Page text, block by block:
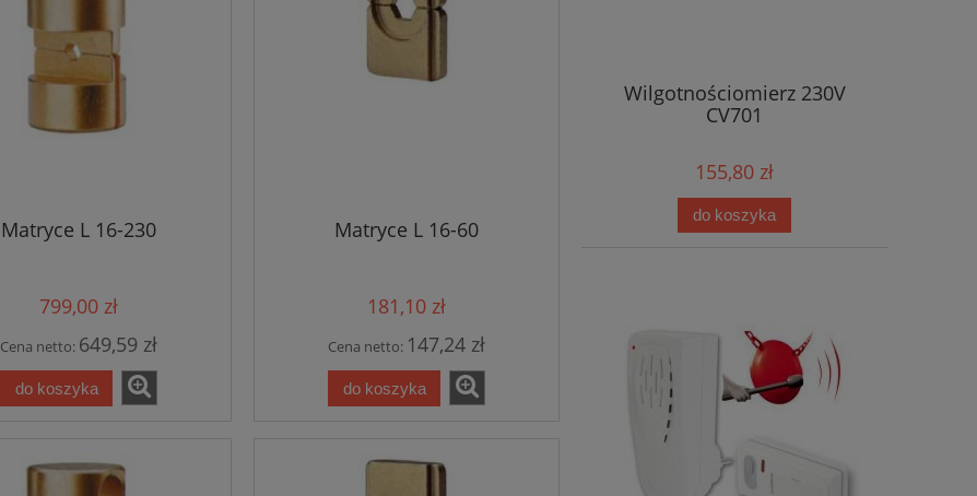
Matryce L 16-230
799,00 zł
Cena netto: 649,59 zł
do koszyka
Matryce L 16-60
181,10 zł
Cena netto: 147,24 zł
do koszyka
Wilgotnościomierz 230V
CV701
155,80 zł
do koszyka